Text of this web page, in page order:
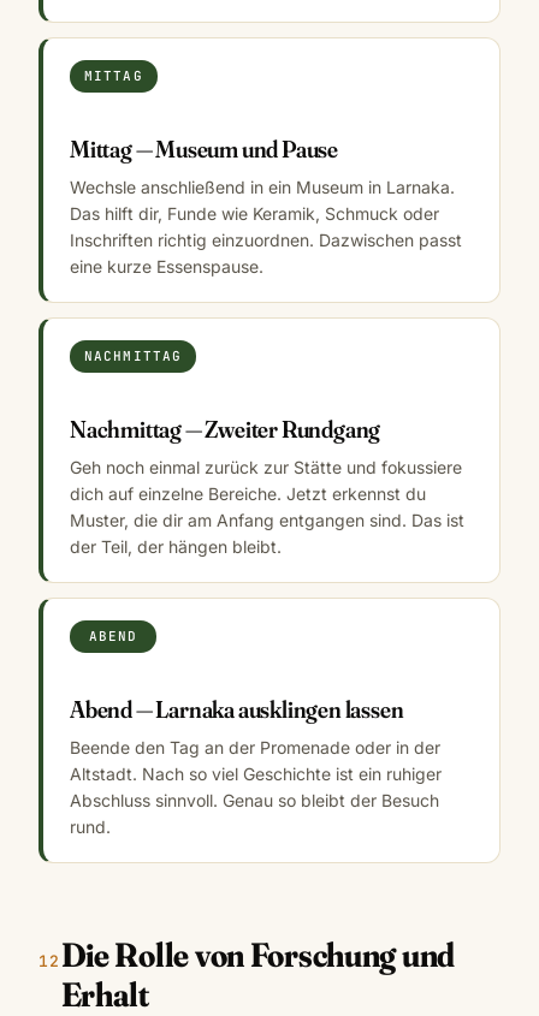
MITTAG
Mittag — Museum und Pause
Wechsle anschließend in ein Museum in Larnaka.
Das hilft dir, Funde wie Keramik, Schmuck oder
Inschriften richtig einzuordnen. Dazwischen passt
eine kurze Essenspause.
NACHMITTAG
Nachmittag — Zweiter Rundgang
Geh noch einmal zurück zur Stätte und fokussiere
dich auf einzelne Bereiche. Jetzt erkennst du
Muster, die dir am Anfang entgangen sind. Das ist
der Teil, der hängen bleibt.
ABEND
Abend — Larnaka ausklingen lassen
Beende den Tag an der Promenade oder in der
Altstadt. Nach so viel Geschichte ist ein ruhiger
Abschluss sinnvoll. Genau so bleibt der Besuch
rund.
Die Rolle von Forschung und
Erhalt